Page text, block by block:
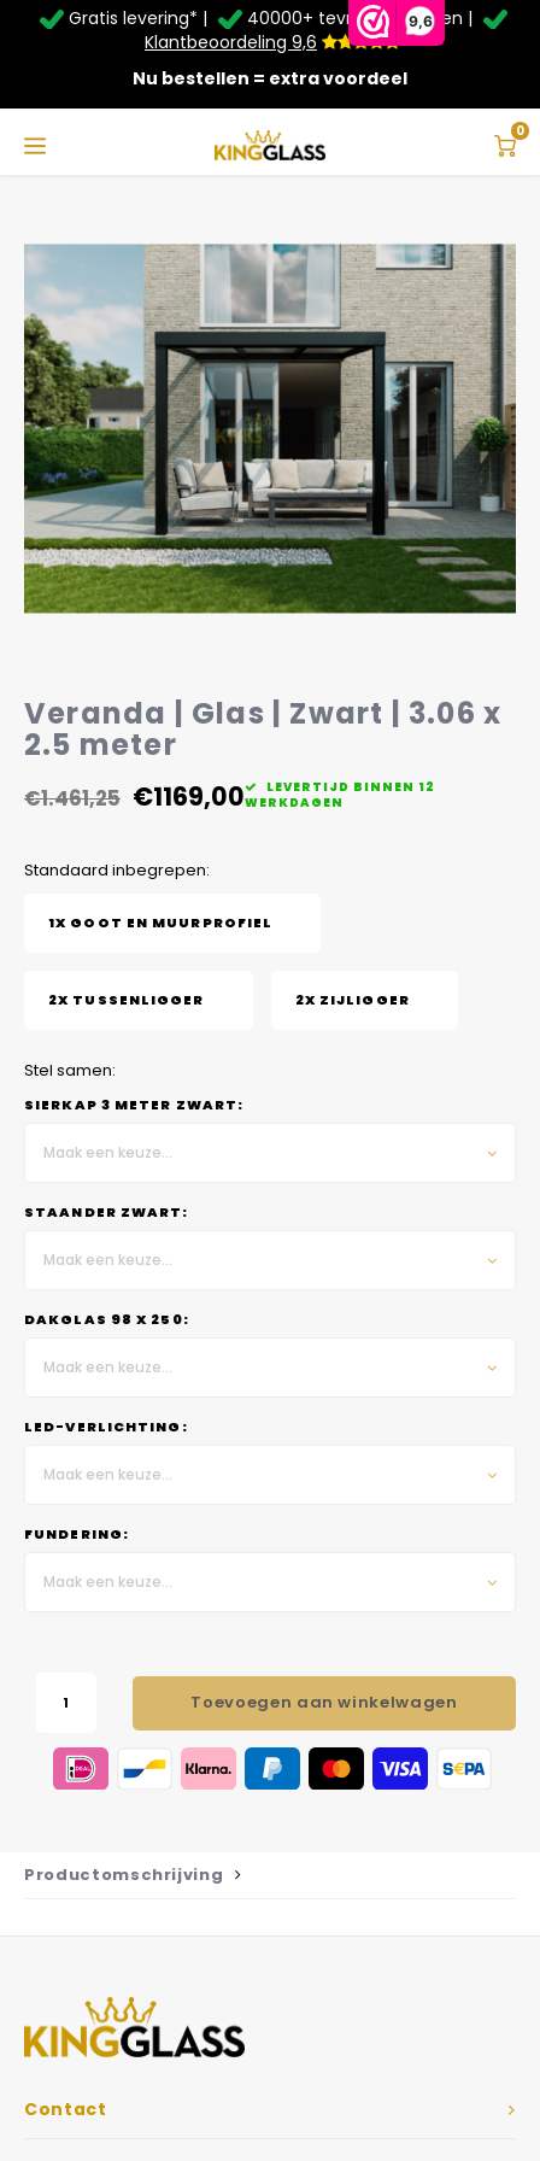
9,6
Service & Contact
Afhalen
Montage
Betaalmethoden
Garantie
Veelgestelde vragen
Taal
Deutsch
Gratis levering* |
40000+ tevreden klanten |
Klantbeoordeling 9,6
Nu bestellen = extra voordeel
0
Zomer Deals: Tot 20% kortingop schuifwanden en
veranda's +€20extra kassa korting*
Veranda | Glas | Zwart | 3.06 x 2.5 meter
Veranda | Glas | Zwart | 3.06 x
2.5 meter
€1.461,25 €1169,00
LEVERTIJD BINNEN 12
WERKDAGEN
Standaard inbegrepen:
1X GOOT EN MUURPROFIEL
2X TUSSENLIGGER 2X ZIJLIGGER
Stel samen:
SIERKAP 3 METER ZWART:
Maak een keuze...
STAANDER ZWART:
Maak een keuze...
DAKGLAS 98 X 250:
Maak een keuze...
LED-VERLICHTING:
Maak een keuze...
FUNDERING:
Maak een keuze...
Toevoegen aan winkelwagen
Productomschrijving
Contact